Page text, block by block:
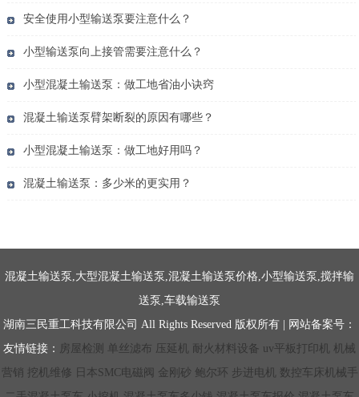
安全使用小型输送泵要注意什么？
小型输送泵向上接管需要注意什么？
小型混凝土输送泵：做工地省油小诀窍
混凝土输送泵臂架断裂的原因有哪些？
小型混凝土输送泵：做工地好用吗？
混凝土输送泵：多少米的更实用？
混凝土输送泵,大型混凝土输送泵,混凝土输送泵价格,小型输送泵,搅拌输
送泵,车载输送泵
湖南三民重工科技有限公司 All Rights Reserved 版权所有 | 网站备案号：
友情链接：
房屋检测 单丝滤布 压延机 耐火材料设备 uv平板打印机
机械
营销 挖机维修 日本SMC电磁阀 金刚砂 鲍尔环 步进电机
数控车床机械手